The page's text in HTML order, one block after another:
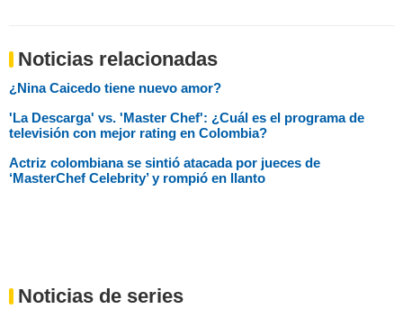
Noticias relacionadas
¿Nina Caicedo tiene nuevo amor?
'La Descarga' vs. 'Master Chef': ¿Cuál es el programa de
televisión con mejor rating en Colombia?
Actriz colombiana se sintió atacada por jueces de
‘MasterChef Celebrity’ y rompió en llanto
Noticias de series